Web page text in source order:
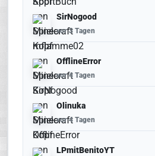
SirNogood
vor 3 Tagen
OfflineError
vor 4 Tagen
Olinuka
vor 4 Tagen
LPmitBenitoYT